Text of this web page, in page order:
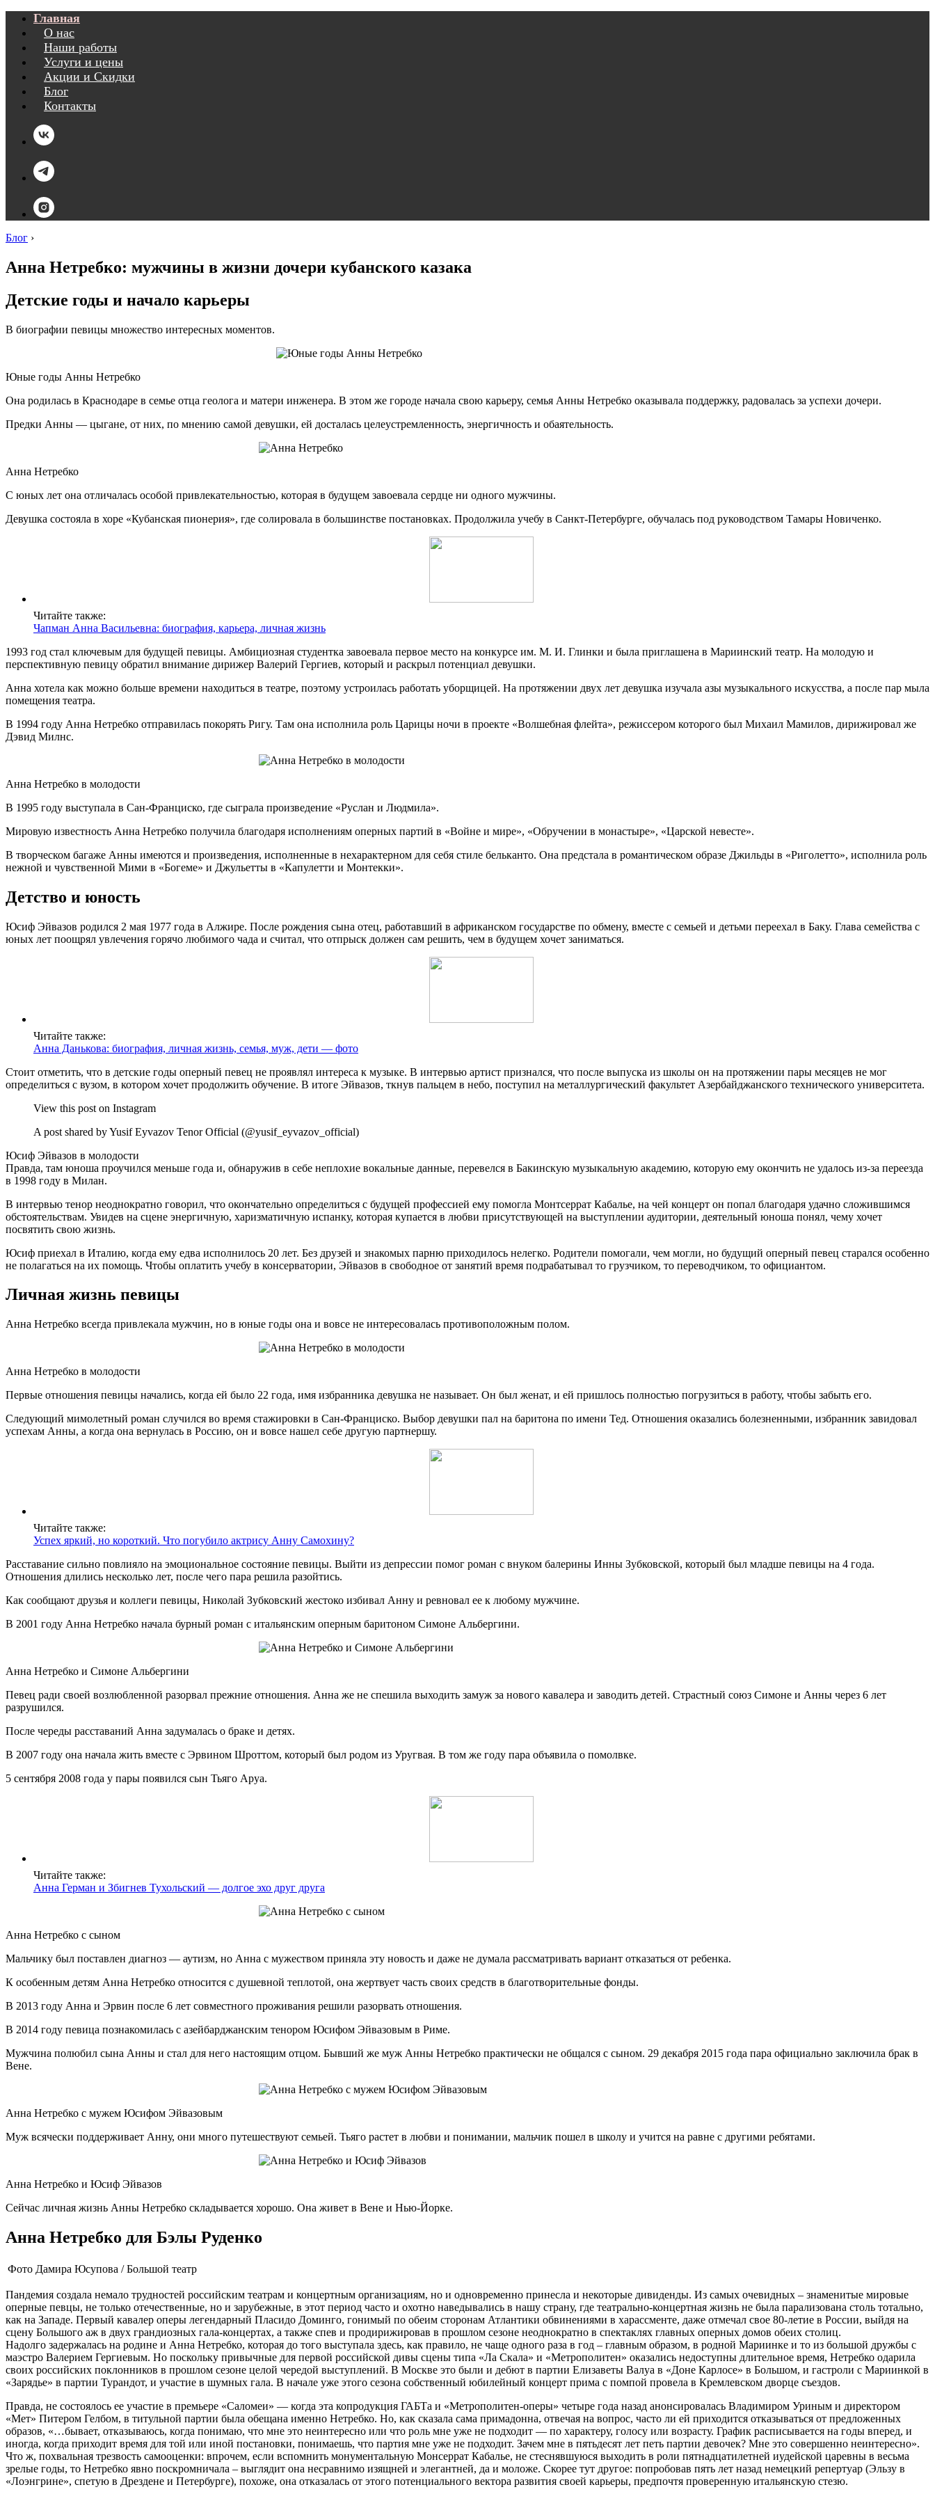
Главная
О нас
Наши работы
Услуги и цены
Акции и Скидки
Блог
Контакты
Блог ›
Анна Нетребко: мужчины в жизни дочери кубанского казака
Детские годы и начало карьеры
В биографии певицы множество интересных моментов.
Юные годы Анны Нетребко
Она родилась в Краснодаре в семье отца геолога и матери инженера. В этом же городе начала свою карьеру, семья Анны Нетребко оказывала поддержку, радовалась за успехи дочери.
Предки Анны — цыгане, от них, по мнению самой девушки, ей досталась целеустремленность, энергичность и обаятельность.
Анна Нетребко
С юных лет она отличалась особой привлекательностью, которая в будущем завоевала сердце ни одного мужчины.
Девушка состояла в хоре «Кубанская пионерия», где солировала в большинстве постановках. Продолжила учебу в Санкт-Петербурге, обучалась под руководством Тамары Новиченко.
Читайте также:
Чапман Анна Васильевна: биография, карьера, личная жизнь
1993 год стал ключевым для будущей певицы. Амбициозная студентка завоевала первое место на конкурсе им. М. И. Глинки и была приглашена в Мариинский театр. На молодую и
перспективную певицу обратил внимание дирижер Валерий Гергиев, который и раскрыл потенциал девушки.
Анна хотела как можно больше времени находиться в театре, поэтому устроилась работать уборщицей. На протяжении двух лет девушка изучала азы музыкального искусства, а после пар мыла
помещения театра.
В 1994 году Анна Нетребко отправилась покорять Ригу. Там она исполнила роль Царицы ночи в проекте «Волшебная флейта», режиссером которого был Михаил Мамилов, дирижировал же
Дэвид Милнс.
Анна Нетребко в молодости
В 1995 году выступала в Сан-Франциско, где сыграла произведение «Руслан и Людмила».
Мировую известность Анна Нетребко получила благодаря исполнениям оперных партий в «Войне и мире», «Обручении в монастыре», «Царской невесте».
В творческом багаже Анны имеются и произведения, исполненные в нехарактерном для себя стиле бельканто. Она предстала в романтическом образе Джильды в «Риголетто», исполнила роль
нежной и чувственной Мими в «Богеме» и Джульетты в «Капулетти и Монтекки».
Детство и юность
Юсиф Эйвазов родился 2 мая 1977 года в Алжире. После рождения сына отец, работавший в африканском государстве по обмену, вместе с семьей и детьми переехал в Баку. Глава семейства с
юных лет поощрял увлечения горячо любимого чада и считал, что отпрыск должен сам решить, чем в будущем хочет заниматься.
Читайте также:
Анна Данькова: биография, личная жизнь, семья, муж, дети — фото
Стоит отметить, что в детские годы оперный певец не проявлял интереса к музыке. В интервью артист признался, что после выпуска из школы он на протяжении пары месяцев не мог
определиться с вузом, в котором хочет продолжить обучение. В итоге Эйвазов, ткнув пальцем в небо, поступил на металлургический факультет Азербайджанского технического университета.
View this post on Instagram
A post shared by Yusif Eyvazov Tenor Official (@yusif_eyvazov_official)
Юсиф Эйвазов в молодости
Правда, там юноша проучился меньше года и, обнаружив в себе неплохие вокальные данные, перевелся в Бакинскую музыкальную академию, которую ему окончить не удалось из-за переезда
в 1998 году в Милан.
В интервью тенор неоднократно говорил, что окончательно определиться с будущей профессией ему помогла Монтсеррат Кабалье, на чей концерт он попал благодаря удачно сложившимся
обстоятельствам. Увидев на сцене энергичную, харизматичную испанку, которая купается в любви присутствующей на выступлении аудитории, деятельный юноша понял, чему хочет
посвятить свою жизнь.
Юсиф приехал в Италию, когда ему едва исполнилось 20 лет. Без друзей и знакомых парню приходилось нелегко. Родители помогали, чем могли, но будущий оперный певец старался особенно
не полагаться на их помощь. Чтобы оплатить учебу в консерватории, Эйвазов в свободное от занятий время подрабатывал то грузчиком, то переводчиком, то официантом.
Личная жизнь певицы
Анна Нетребко всегда привлекала мужчин, но в юные годы она и вовсе не интересовалась противоположным полом.
Анна Нетребко в молодости
Первые отношения певицы начались, когда ей было 22 года, имя избранника девушка не называет. Он был женат, и ей пришлось полностью погрузиться в работу, чтобы забыть его.
Следующий мимолетный роман случился во время стажировки в Сан-Франциско. Выбор девушки пал на баритона по имени Тед. Отношения оказались болезненными, избранник завидовал
успехам Анны, а когда она вернулась в Россию, он и вовсе нашел себе другую партнершу.
Читайте также:
Успех яркий, но короткий. Что погубило актрису Анну Самохину?
Расставание сильно повлияло на эмоциональное состояние певицы. Выйти из депрессии помог роман с внуком балерины Инны Зубковской, который был младше певицы на 4 года.
Отношения длились несколько лет, после чего пара решила разойтись.
Как сообщают друзья и коллеги певицы, Николай Зубковский жестоко избивал Анну и ревновал ее к любому мужчине.
В 2001 году Анна Нетребко начала бурный роман с итальянским оперным баритоном Симоне Альбергини.
Анна Нетребко и Симоне Альбергини
Певец ради своей возлюбленной разорвал прежние отношения. Анна же не спешила выходить замуж за нового кавалера и заводить детей. Страстный союз Симоне и Анны через 6 лет
разрушился.
После череды расставаний Анна задумалась о браке и детях.
В 2007 году она начала жить вместе с Эрвином Шроттом, который был родом из Уругвая. В том же году пара объявила о помолвке.
5 сентября 2008 года у пары появился сын Тьяго Аруа.
Читайте также:
Анна Герман и Збигнев Тухольский — долгое эхо друг друга
Анна Нетребко с сыном
Мальчику был поставлен диагноз — аутизм, но Анна с мужеством приняла эту новость и даже не думала рассматривать вариант отказаться от ребенка.
К особенным детям Анна Нетребко относится с душевной теплотой, она жертвует часть своих средств в благотворительные фонды.
В 2013 году Анна и Эрвин после 6 лет совместного проживания решили разорвать отношения.
В 2014 году певица познакомилась с азейбарджанским тенором Юсифом Эйвазовым в Риме.
Мужчина полюбил сына Анны и стал для него настоящим отцом. Бывший же муж Анны Нетребко практически не общался с сыном. 29 декабря 2015 года пара официально заключила брак в
Вене.
Анна Нетребко с мужем Юсифом Эйвазовым
Муж всячески поддерживает Анну, они много путешествуют семьей. Тьяго растет в любви и понимании, мальчик пошел в школу и учится на равне с другими ребятами.
Анна Нетребко и Юсиф Эйвазов
Сейчас личная жизнь Анны Нетребко складывается хорошо. Она живет в Вене и Нью-Йорке.
Анна Нетребко для Бэлы Руденко
Фото Дамира Юсупова / Большой театр
Пандемия создала немало трудностей российским театрам и концертным организациям, но и одновременно принесла и некоторые дивиденды. Из самых очевидных – знаменитые мировые
оперные певцы, не только отечественные, но и зарубежные, в этот период часто и охотно наведывались в нашу страну, где театрально-концертная жизнь не была парализована столь тотально,
как на Западе. Первый кавалер оперы легендарный Пласидо Доминго, гонимый по обеим сторонам Атлантики обвинениями в харассменте, даже отмечал свое 80-летие в России, выйдя на
сцену Большого аж в двух грандиозных гала-концертах, а также спев и продирижировав в прошлом сезоне неоднократно в спектаклях главных оперных домов обеих столиц.
Надолго задержалась на родине и Анна Нетребко, которая до того выступала здесь, как правило, не чаще одного раза в год – главным образом, в родной Мариинке и то из большой дружбы с
маэстро Валерием Гергиевым. Но поскольку привычные для первой российской дивы сцены типа «Ла Скала» и «Метрополитен» оказались недоступны длительное время, Нетребко одарила
своих российских поклонников в прошлом сезоне целой чередой выступлений. В Москве это были и дебют в партии Елизаветы Валуа в «Доне Карлосе» в Большом, и гастроли с Мариинкой в
«Зарядье» в партии Турандот, и участие в шумных гала. В начале уже этого сезона собственный юбилейный концерт прима с помпой провела в Кремлевском дворце съездов.
Правда, не состоялось ее участие в премьере «Саломеи» — когда эта копродукция ГАБТа и «Метрополитен-оперы» четыре года назад анонсировалась Владимиром Уриным и директором
«Мет» Питером Гелбом, в титульной партии была обещана именно Нетребко. Но, как сказала сама примадонна, отвечая на вопрос, часто ли ей приходится отказываться от предложенных
образов, «…бывает, отказываюсь, когда понимаю, что мне это неинтересно или что роль мне уже не подходит — по характеру, голосу или возрасту. График расписывается на годы вперед, и
иногда, когда приходит время для той или иной постановки, понимаешь, что партия мне уже не подходит. Зачем мне в пятьдесят лет петь партии девочек? Мне это совершенно неинтересно».
Что ж, похвальная трезвость самооценки: впрочем, если вспомнить монументальную Монсеррат Кабалье, не стеснявшуюся выходить в роли пятнадцатилетней иудейской царевны в весьма
зрелые годы, то Нетребко явно поскромничала – выглядит она несравнимо изящней и элегантней, да и моложе. Скорее тут другое: попробовав пять лет назад немецкий репертуар (Эльзу в
«Лоэнгрине», спетую в Дрездене и Петербурге), похоже, она отказалась от этого потенциального вектора развития своей карьеры, предпочтя проверенную итальянскую стезю.